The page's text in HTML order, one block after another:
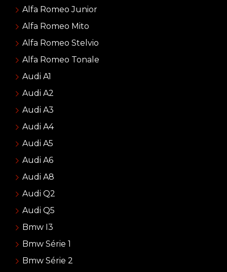
Alfa Romeo Junior
Alfa Romeo Mito
Alfa Romeo Stelvio
Alfa Romeo Tonale
Audi A1
Audi A2
Audi A3
Audi A4
Audi A5
Audi A6
Audi A8
Audi Q2
Audi Q5
Bmw I3
Bmw Série 1
Bmw Série 2